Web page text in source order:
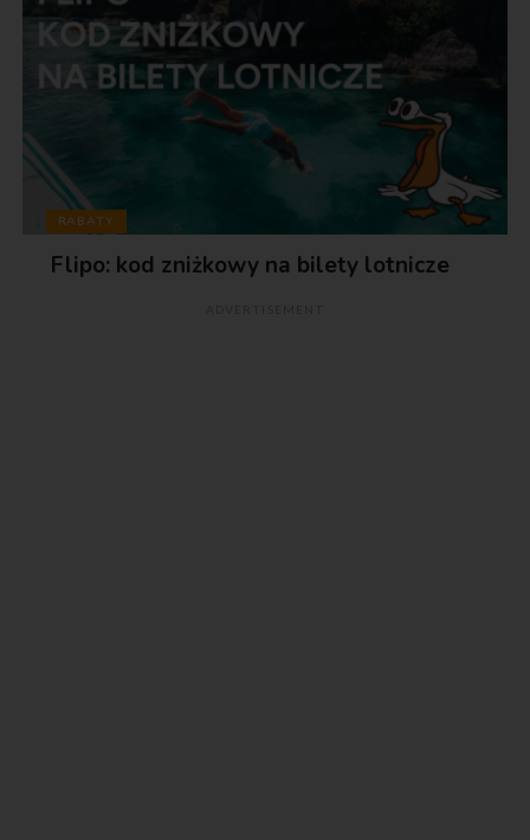
RABATY
Flipo: kod zniżkowy na bilety lotnicze